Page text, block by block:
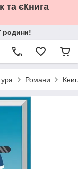
та єКнига
родини!
Романи